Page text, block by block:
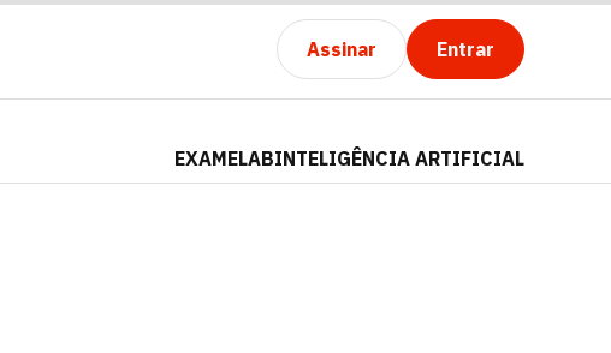
Assinar Entrar
EXAMELABINTELIGÊNCIA ARTIFICIAL